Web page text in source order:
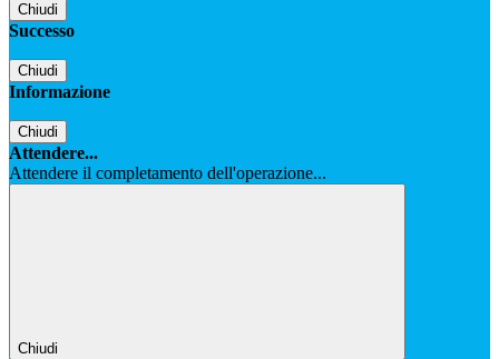
Chiudi
Successo
Chiudi
Informazione
Chiudi
Attendere...
Attendere il completamento dell'operazione...
Chiudi